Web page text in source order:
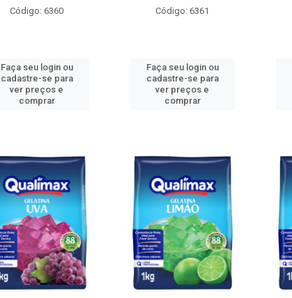
Código: 6360
Faça seu login ou
cadastre-se para
ver preços e
comprar
Código: 6361
Faça seu login ou
cadastre-se para
ver preços e
comprar